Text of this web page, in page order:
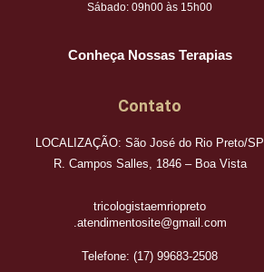
Sábado: 09h00 às 15h00
Conheça Nossas Terapias
Contato
LOCALIZAÇÃO: São José do Rio Preto/SP
R. Campos Salles, 1846 – Boa Vista
tricologistaemriopreto
.atendimentosite@gmail.com
Telefone: (17) 99683-2508